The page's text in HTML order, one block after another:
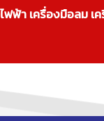
ฟ้า เครื่องมือลม